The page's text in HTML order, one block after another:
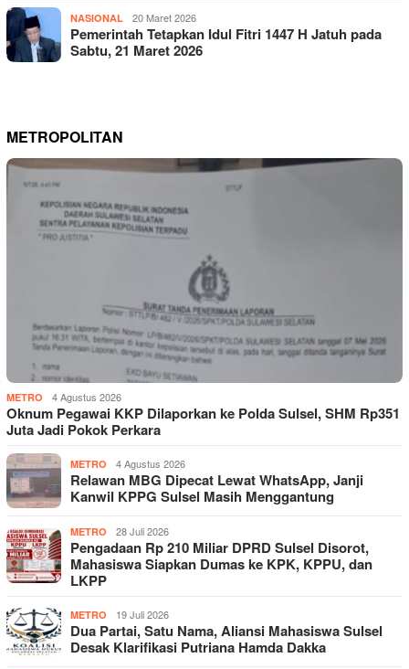
NASIONAL 20 Maret 2026
Pemerintah Tetapkan Idul Fitri 1447 H Jatuh pada
Sabtu, 21 Maret 2026
METROPOLITAN
METRO 4 Agustus 2026
Oknum Pegawai KKP Dilaporkan ke Polda Sulsel, SHM Rp351
Juta Jadi Pokok Perkara
METRO 4 Agustus 2026
Relawan MBG Dipecat Lewat WhatsApp, Janji
Kanwil KPPG Sulsel Masih Menggantung
METRO 28 Juli 2026
Pengadaan Rp 210 Miliar DPRD Sulsel Disorot,
Mahasiswa Siapkan Dumas ke KPK, KPPU, dan
LKPP
METRO 19 Juli 2026
Dua Partai, Satu Nama, Aliansi Mahasiswa Sulsel
Desak Klarifikasi Putriana Hamda Dakka